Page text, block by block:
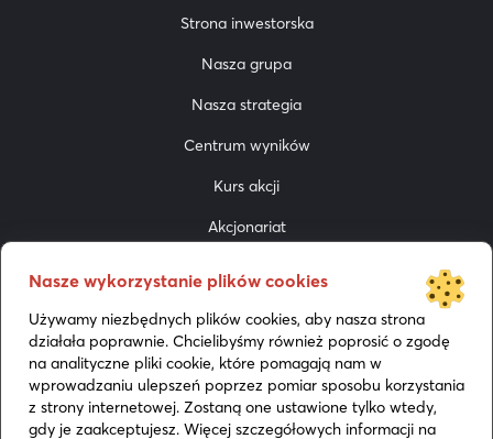
Strona inwestorska
Nasza grupa
Nasza strategia
Centrum wyników
Kurs akcji
Akcjonariat
Prezentacje
Media
Nasze wykorzystanie plików cookies
Używamy niezbędnych plików cookies, aby nasza strona
działała poprawnie. Chcielibyśmy również poprosić o zgodę
na analityczne pliki cookie, które pomagają nam w
wprowadzaniu ulepszeń poprzez pomiar sposobu korzystania
z strony internetowej. Zostaną one ustawione tylko wtedy,
gdy je zaakceptujesz. Więcej szczegółowych informacji na